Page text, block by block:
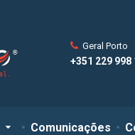
Comunicações
Geral Porto
+351 229 998